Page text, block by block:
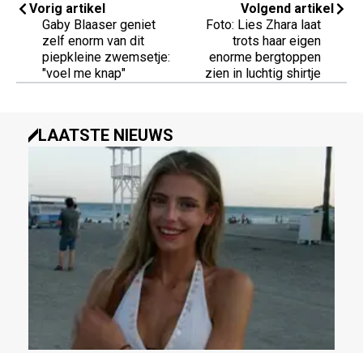
Vorig artikel
Gaby Blaaser geniet
zelf enorm van dit
piepkleine zwemsetje:
"voel me knap"
Volgend artikel
Foto: Lies Zhara laat
trots haar eigen
enorme bergtoppen
zien in luchtig shirtje
LAATSTE NIEUWS